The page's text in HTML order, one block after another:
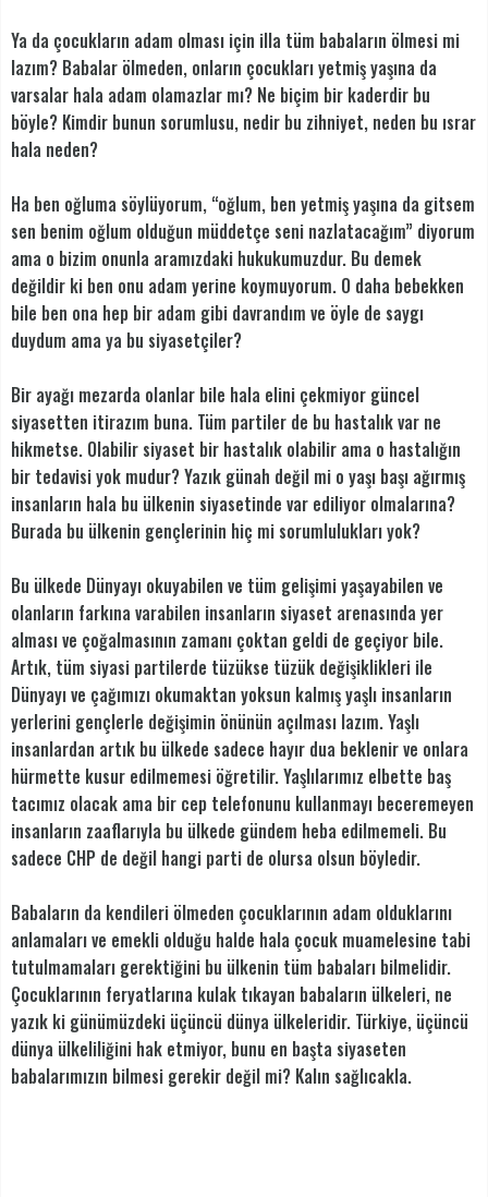
Ya da çocukların adam olması için illa tüm babaların ölmesi mi
lazım? Babalar ölmeden, onların çocukları yetmiş yaşına da
varsalar hala adam olamazlar mı? Ne biçim bir kaderdir bu
böyle? Kimdir bunun sorumlusu, nedir bu zihniyet, neden bu ısrar
hala neden?
Ha ben oğluma söylüyorum, “oğlum, ben yetmiş yaşına da gitsem
sen benim oğlum olduğun müddetçe seni nazlatacağım” diyorum
ama o bizim onunla aramızdaki hukukumuzdur. Bu demek
değildir ki ben onu adam yerine koymuyorum. O daha bebekken
bile ben ona hep bir adam gibi davrandım ve öyle de saygı
duydum ama ya bu siyasetçiler?
Bir ayağı mezarda olanlar bile hala elini çekmiyor güncel
siyasetten itirazım buna. Tüm partiler de bu hastalık var ne
hikmetse. Olabilir siyaset bir hastalık olabilir ama o hastalığın
bir tedavisi yok mudur? Yazık günah değil mi o yaşı başı ağırmış
insanların hala bu ülkenin siyasetinde var ediliyor olmalarına?
Burada bu ülkenin gençlerinin hiç mi sorumlulukları yok?
Bu ülkede Dünyayı okuyabilen ve tüm gelişimi yaşayabilen ve
olanların farkına varabilen insanların siyaset arenasında yer
alması ve çoğalmasının zamanı çoktan geldi de geçiyor bile.
Artık, tüm siyasi partilerde tüzükse tüzük değişiklikleri ile
Dünyayı ve çağımızı okumaktan yoksun kalmış yaşlı insanların
yerlerini gençlerle değişimin önünün açılması lazım. Yaşlı
insanlardan artık bu ülkede sadece hayır dua beklenir ve onlara
hürmette kusur edilmemesi öğretilir. Yaşlılarımız elbette baş
tacımız olacak ama bir cep telefonunu kullanmayı beceremeyen
insanların zaaflarıyla bu ülkede gündem heba edilmemeli. Bu
sadece CHP de değil hangi parti de olursa olsun böyledir.
Babaların da kendileri ölmeden çocuklarının adam olduklarını
anlamaları ve emekli olduğu halde hala çocuk muamelesine tabi
tutulmamaları gerektiğini bu ülkenin tüm babaları bilmelidir.
Çocuklarının feryatlarına kulak tıkayan babaların ülkeleri, ne
yazık ki günümüzdeki üçüncü dünya ülkeleridir. Türkiye, üçüncü
dünya ülkeliliğini hak etmiyor, bunu en başta siyaseten
babalarımızın bilmesi gerekir değil mi? Kalın sağlıcakla.